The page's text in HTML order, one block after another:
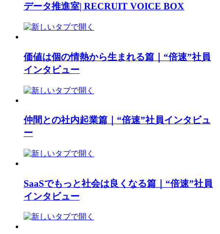
データ推進室| RECRUIT VOICE BOX
価値は個の情熱から生まれる篇｜“倍速”社員
インタビュー
仲間との社内起業篇｜“倍速”社員インタビュ
ー
SaaSでもっと社会は良くなる篇｜“倍速”社員
インタビュー